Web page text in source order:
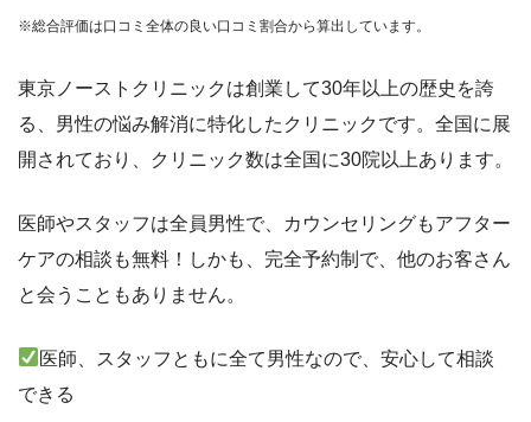
※総合評価は口コミ全体の良い口コミ割合から算出しています。
東京ノーストクリニックは創業して30年以上の歴史を誇
る、男性の悩み解消に特化したクリニックです。全国に展
開されており、クリニック数は全国に30院以上あります。
医師やスタッフは全員男性で、カウンセリングもアフター
ケアの相談も無料！しかも、完全予約制で、他のお客さん
と会うこともありません。
医師、スタッフともに全て男性なので、安心して相談
できる